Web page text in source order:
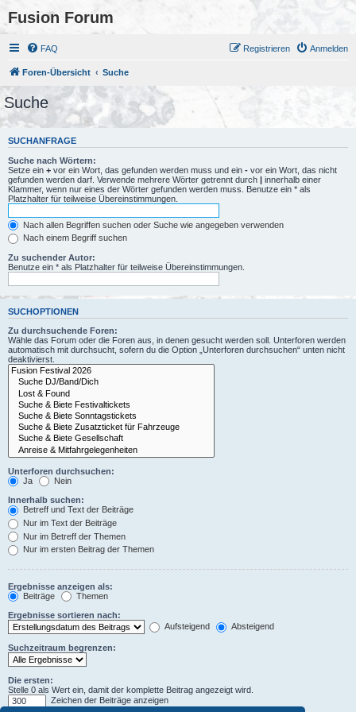
Fusion Forum
FAQ Anmelden
Registrieren
Foren-Übersicht Suche
Suche
SUCHANFRAGE
Suche nach Wörtern:
Setze ein + vor ein Wort, das gefunden werden muss und ein - vor ein Wort, das nicht
gefunden werden darf. Verwende mehrere Wörter getrennt durch | innerhalb einer
Klammer, wenn nur eines der Wörter gefunden werden muss. Benutze ein * als
Platzhalter für teilweise Übereinstimmungen.
Nach allen Begriffen suchen oder Suche wie angegeben verwenden
Nach einem Begriff suchen
Zu suchender Autor:
Benutze ein * als Platzhalter für teilweise Übereinstimmungen.
SUCHOPTIONEN
Zu durchsuchende Foren:
Wähle das Forum oder die Foren aus, in denen gesucht werden soll. Unterforen werden
automatisch mit durchsucht, sofern du die Option „Unterforen durchsuchen“ unten nicht
deaktivierst.
Unterforen durchsuchen:
Ja
Nein
Innerhalb suchen:
Betreff und Text der Beiträge
Nur im Text der Beiträge
Nur im Betreff der Themen
Nur im ersten Beitrag der Themen
Ergebnisse anzeigen als:
Beiträge
Themen
Ergebnisse sortieren nach:
Aufsteigend
Absteigend
Suchzeitraum begrenzen:
Die ersten:
Stelle 0 als Wert ein, damit der komplette Beitrag angezeigt wird.
Zeichen der Beiträge anzeigen